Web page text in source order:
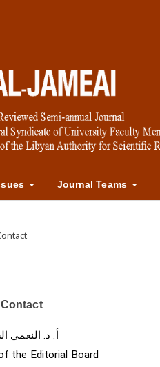
Journal Teams
أ. د. النعمي
the Editorial Board